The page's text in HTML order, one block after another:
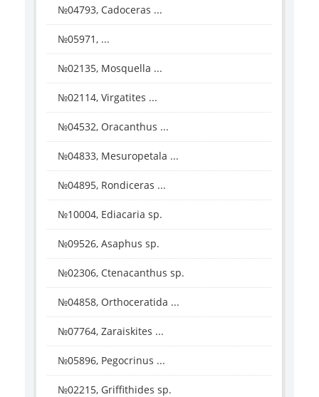
№04793, Cadoceras ...
№05971, ...
№02135, Mosquella ...
№02114, Virgatites ...
№04532, Oracanthus ...
№04833, Mesuropetala ...
№04895, Rondiceras ...
№10004, Ediacaria sp.
№09526, Asaphus sp.
№02306, Ctenacanthus sp.
№04858, Orthoceratida ...
№07764, Zaraiskites ...
№05896, Pegocrinus ...
№02215, Griffithides sp.